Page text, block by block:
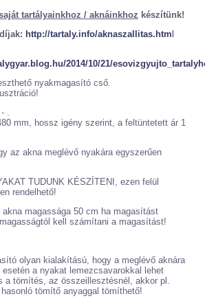
tartályainkhoz / aknáinkhoz készítünk!
http://tartaly.info/aknaszallitas.htm
2014/10/21/
nyakmagasító cső.
.
mm, hossz igény szerint, a feltüntetett ár 1
az akna meglévő nyakára egyszerűen
TUDUNK KÉSZÍTENI, ezen felül
rendelhető!
magassága 50 cm ha magasítást
kell számítani a magasítást!
olyan kialakítású, hogy a meglévő aknára
a nyakat lemezcsavarokkal lehet
a tömítés, az összeillesztésnél, akkor pl.
tömítő anyaggal tömíthető!